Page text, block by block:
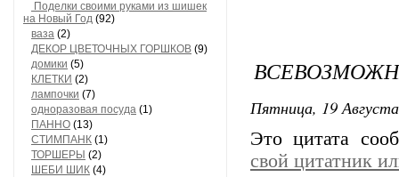
Поделки своими руками из шишек
на Новый Год (92)
ваза (2)
ДЕКОР ЦВЕТОЧНЫХ ГОРШКОВ (9)
домики (5)
КЛЕТКИ (2)
лампочки (7)
одноразовая посуда (1)
ПАННО (13)
СТИМПАНК (1)
ТОРШЕРЫ (2)
ШЕБИ ШИК (4)
Пятница, 19
Это цитата
свой цитатник